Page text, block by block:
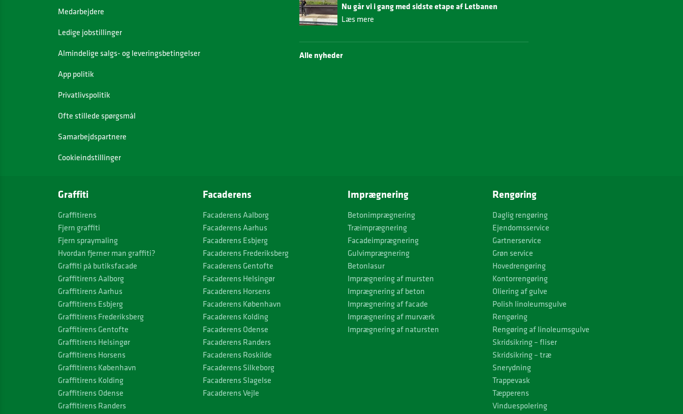
Medarbejdere
Ledige jobstillinger
Almindelige salgs- og leveringsbetingelser
App politik
Privatlivspolitik
Ofte stillede spørgsmål
Samarbejdspartnere
Cookieindstillinger
Nu går vi i gang med sidste etape af Letbanen
Læs mere
Alle nyheder
Graffiti
Graffitirens
Fjern graffiti
Fjern spraymaling
Hvordan fjerner man graffiti?
Graffiti på butiksfacade
Graffitirens Aalborg
Graffitirens Aarhus
Graffitirens Esbjerg
Graffitirens Frederiksberg
Graffitirens Gentofte
Graffitirens Helsingør
Graffitirens Horsens
Graffitirens København
Graffitirens Kolding
Graffitirens Odense
Graffitirens Randers
Facaderens
Facaderens Aalborg
Facaderens Aarhus
Facaderens Esbjerg
Facaderens Frederiksberg
Facaderens Gentofte
Facaderens Helsingør
Facaderens Horsens
Facaderens København
Facaderens Kolding
Facaderens Odense
Facaderens Randers
Facaderens Roskilde
Facaderens Silkeborg
Facaderens Slagelse
Facaderens Vejle
Imprægnering
Betonimprægnering
Træimprægnering
Facadeimprægnering
Gulvimprægnering
Betonlasur
Imprægnering af mursten
Imprægnering af beton
Imprægnering af facade
Imprægnering af murværk
Imprægnering af natursten
Rengøring
Daglig rengøring
Ejendomsservice
Gartnerservice
Grøn service
Hovedrengøring
Kontorrengøring
Oliering af gulve
Polish linoleumsgulve
Rengøring
Rengøring af linoleumsgulve
Skridsikring – fliser
Skridsikring – træ
Snerydning
Trappevask
Tæpperens
Vinduespolering